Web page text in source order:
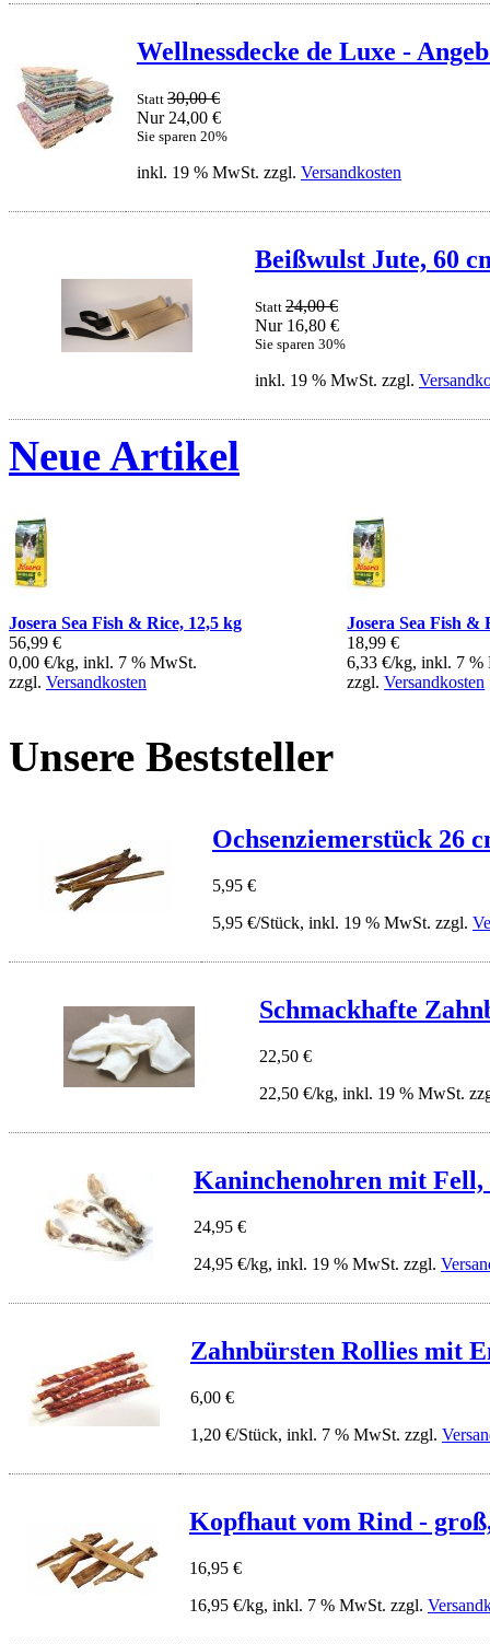
Wellnessdecke de Luxe -
Statt 30,00 €
Nur 24,00 €
Sie sparen 20%
inkl. 19 % MwSt. zzgl. Versandkosten
Beißwulst Jute, 60
Statt 24,00 €
Nur 16,80 €
Sie sparen 30%
inkl. 19 % MwSt. zzgl.
Neue Artikel
Josera Sea Fish & Rice, 12,5 kg
56,99 €
0,00 €/kg, inkl. 7 % MwSt.
zzgl. Versandkosten
Josera Sea Fish &
18,99 €
6,33 €/kg, inkl. 7 %
zzgl.Versandkosten
Unsere Beststeller
Ochsenziemerstück 26
5,95 €
5,95 €/Stück, inkl. 19 % MwSt. zzgl.
Schmackhafte
22,50 €
22,50 €/kg, inkl. 19 % MwSt.
Kaninchenohren mit
24,95 €
24,95 €/kg, inkl. 19 % MwSt. zzgl.
Zahnbürsten Rollies mit
6,00 €
1,20 €/Stück, inkl. 7 % MwSt. zzgl.
Kopfhaut vom Rind -
16,95 €
16,95 €/kg, inkl. 7 % MwSt. zzgl.